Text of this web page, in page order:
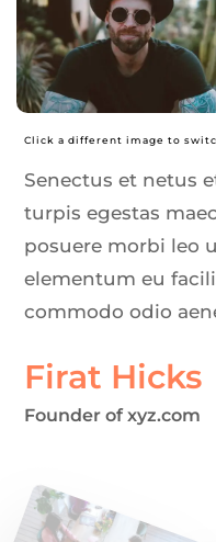
Click a different image to
Senectus et netus
turpis egestas
posuere morbi leo
elementum eu
commodo odio
Firat Hicks
Founder of xyz.com